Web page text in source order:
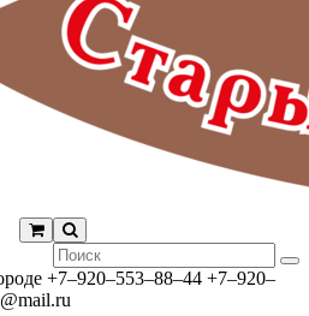
+7‒920‒553‒88‒44 +7‒920‒